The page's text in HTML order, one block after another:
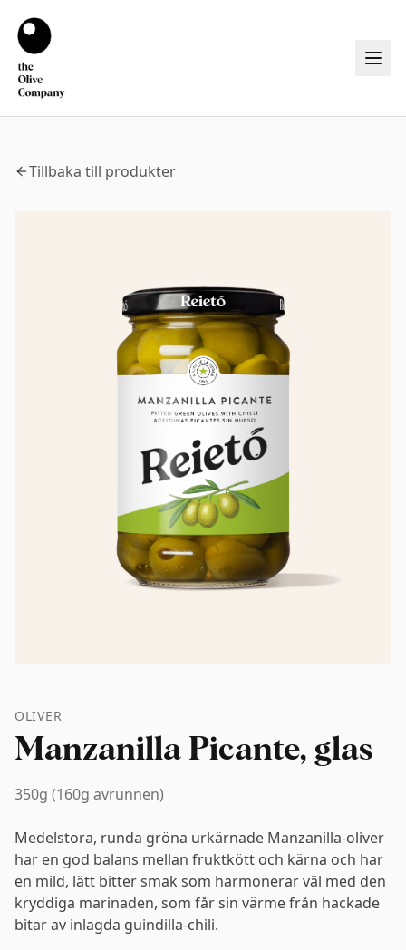
Tillbaka till produkter
OLIVER
Manzanilla Picante, glas
350g (160g avrunnen)
Medelstora, runda gröna urkärnade Manzanilla-oliver
har en god balans mellan fruktkött och kärna och har
en mild, lätt bitter smak som harmonerar väl med den
kryddiga marinaden, som får sin värme från hackade
bitar av inlagda guindilla-chili.